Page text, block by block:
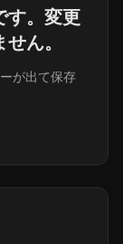
す。変更
ん。
が出て保存